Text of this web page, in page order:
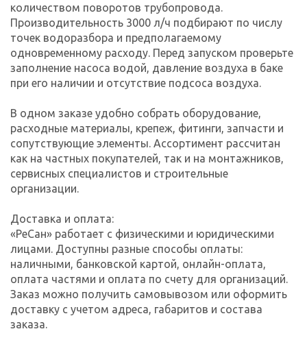
количеством поворотов трубопровода.
Производительность 3000 л/ч подбирают по числу
точек водоразбора и предполагаемому
одновременному расходу. Перед запуском проверьте
заполнение насоса водой, давление воздуха в баке
при его наличии и отсутствие подсоса воздуха.
В одном заказе удобно собрать оборудование,
расходные материалы, крепеж, фитинги, запчасти и
сопутствующие элементы. Ассортимент рассчитан
как на частных покупателей, так и на монтажников,
сервисных специалистов и строительные
организации.
Доставка и оплата:
«РеСан» работает с физическими и юридическими
лицами. Доступны разные способы оплаты:
наличными, банковской картой, онлайн-оплата,
оплата частями и оплата по счету для организаций.
Заказ можно получить самовывозом или оформить
доставку с учетом адреса, габаритов и состава
заказа.